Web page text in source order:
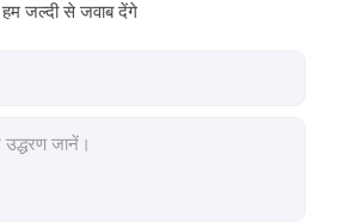
हम जल्दी से जवाब देंगे